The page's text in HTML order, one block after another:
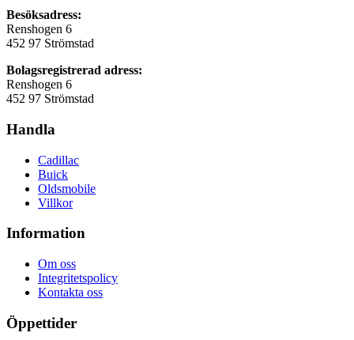
Besöksadress:
Renshogen 6
452 97 Strömstad
Bolagsregistrerad adress:
Renshogen 6
452 97 Strömstad
Handla
Cadillac
Buick
Oldsmobile
Villkor
Information
Om oss
Integritetspolicy
Kontakta oss
Öppettider